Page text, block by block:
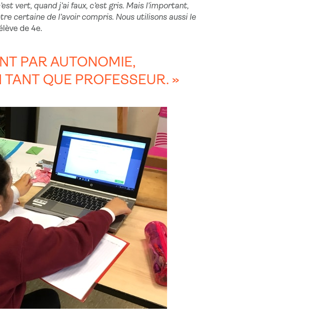
vert, quand j’ai faux, c’est gris. Mais l’important,
certaine de l’avoir compris. Nous utilisons aussi le
de 4e.
PAR AUTONOMIE,
QUE PROFESSEUR. »